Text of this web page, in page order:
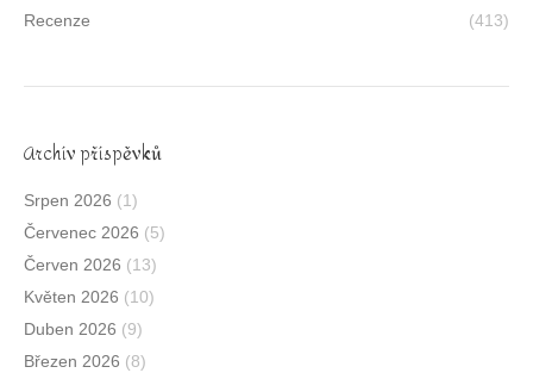
Recenze
(413)
Archív příspěvků
Srpen 2026 (1)
Červenec 2026 (5)
Červen 2026 (13)
Květen 2026 (10)
Duben 2026 (9)
Březen 2026 (8)